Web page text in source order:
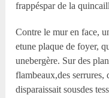
frappéspar de la
Contre le mur en face,
etune plaque de foyer,
unebergère. Sur des
flambeaux,des serrures,
disparaissait sousdes